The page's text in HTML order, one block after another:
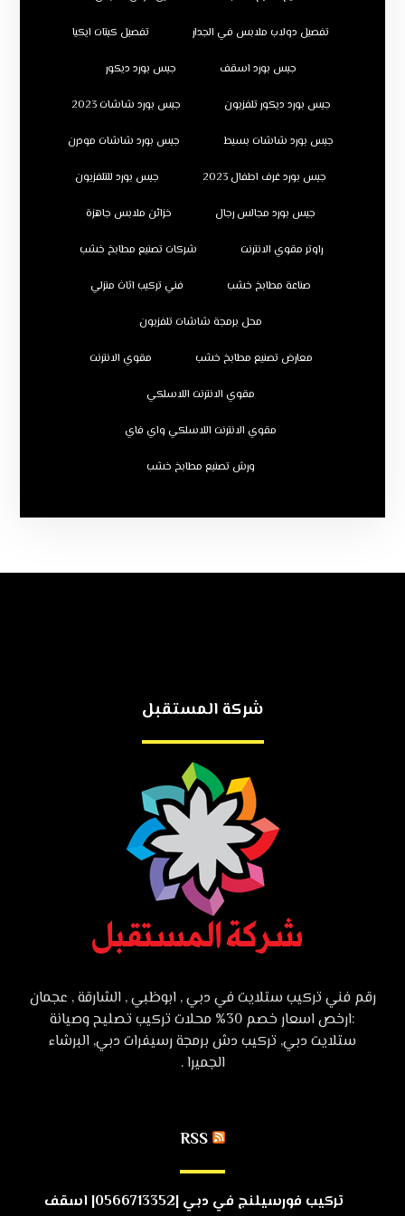
تفصيل دولاب ملابس في الجدار تفصيل كبتات ايكيا
جبس بورد اسقف جبس بورد ديكور
جبس بورد ديكور تلفزيون جبس بورد شاشات 2023
جبس بورد شاشات بسيط جبس بورد شاشات مودرن
جبس بورد غرف اطفال 2023 جبس بورد للتلفزيون
جبس بورد مجالس رجال خزائن ملابس جاهزة
راوتر مقوي الانترنت شركات تصنيع مطابخ خشب
صناعة مطابخ خشب فني تركيب اثاث منزلي
محل برمجة شاشات تلفزيون
معارض تصنيع مطابخ خشب مقوي الانترنت
مقوي الانترنت اللاسلكي
مقوي الانترنت اللاسلكي واي فاي
ورش تصنيع مطابخ خشب
شركة المستقبل
رقم فني تركيب ستلايت في دبي , ابوظبي , الشارقة , عجمان
:ارخص اسعار خصم 30% محلات تركيب تصليح وصيانة
ستلايت دبي, تركيب دش برمجة رسيفرات دبي, البرشاء
الجميرا .
RSS
تركيب فورسيلنج في دبي |0566713352| اسقف